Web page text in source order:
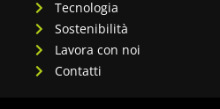
Tecnologia
Sostenibilità
Lavora con noi
Contatti